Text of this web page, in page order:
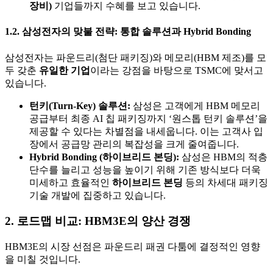
장비) 기업들까지 수혜를 보고 있습니다.
1.2. 삼성전자의 맞불 전략: 통합 솔루션과 Hybrid Bonding
삼성전자는 파운드리(첨단 패키징)와 메모리(HBM 제조)를 모
두 갖춘 유일한 기업 이라는 강점을 바탕으로 TSMC에 맞서고
있습니다.
턴키(Turn-Key) 솔루션: 삼성은 고객에게 HBM 메모리
공급부터 최종 AI 칩 패키징까지 ‘원스톱 턴키 솔루션’을
제공할 수 있다는 차별점을 내세웁니다. 이는 고객사 입
장에서 공급망 관리의 복잡성을 크게 줄여줍니다.
Hybrid Bonding (하이브리드 본딩): 삼성은 HBM의 적층
단수를 늘리고 성능을 높이기 위해 기존 방식보다 더욱
미세하고 효율적인 하이브리드 본딩 등의 차세대 패키징
기술 개발에 집중하고 있습니다.
2. 로드맵 비교: HBM3E의 양산 경쟁
HBM3E의 시장 선점은 파운드리 패권 다툼에 결정적인 영향
을 미칠 것입니다.